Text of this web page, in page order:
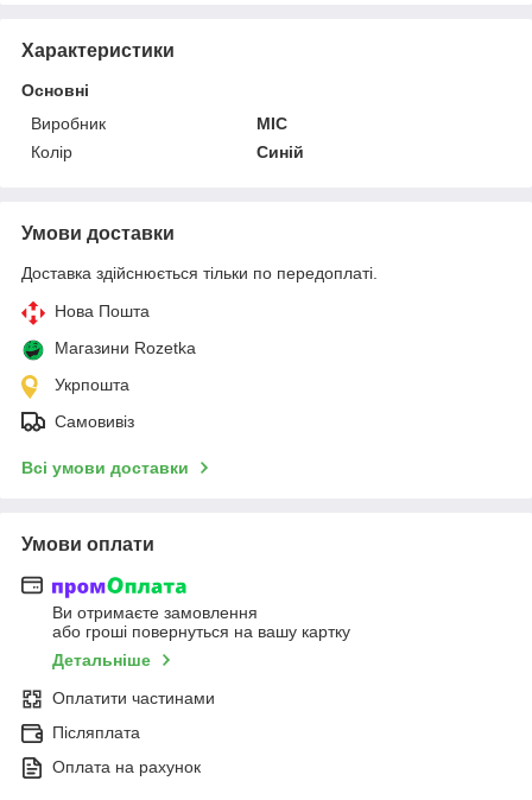
Характеристики
Основні
Виробник
MIC
Колір
Синій
Умови доставки
Доставка здійснюється тільки по передоплаті.
Нова Пошта
Магазини Rozetka
Укрпошта
Самовивіз
Всі умови доставки
Умови оплати
Ви отримаєте замовлення
або гроші повернуться на вашу картку
Детальніше
Оплатити частинами
Післяплата
Оплата на рахунок